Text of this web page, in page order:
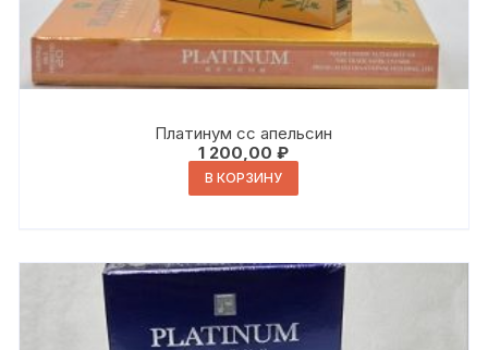
Платинум сс апельсин
1 200,00₽
В КОРЗИНУ